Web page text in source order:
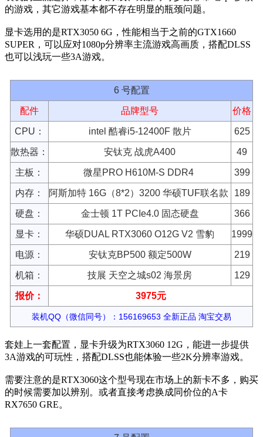
的游戏，其它游戏基本都不存在明显的瓶颈问题。
显卡选用的是RTX3050 6G，性能相当于之前的GTX1660
SUPER，可以应对1080p分辨率主流游戏高画质，搭配DLSS
也可以浅玩一些3A游戏。
6 号配置
配件 品牌型号 价格
CPU： intel 酷睿i5-12400F 散片 625
散热器： 安钛克 战虎A400 49
主板： 微星PRO H610M-S DDR4 399
内存： 阿斯加特 16G（8*2）3200 华硕TUF联名款 189
硬盘： 金士顿 1T PCIe4.0 固态硬盘 366
显卡： 华硕DUAL RTX3060 O12G V2 雪豹 1999
电源： 安钛克BP500 额定500W 219
机箱： 技展 天空之城s02 海景房 129
报价： 3975元
装机QQ（微信同号）：156169653 全新正品 淘宝交易
套娃上一套配置，显卡升级为RTX3060 12G，能进一步提供
3A游戏的可玩性，搭配DLSS也能体验一些2K分辨率游戏。
需要注意的是RTX3060这个型号现在市场上的新卡不多，购买
的时候需要加以辨别。或者直接考虑换成同价位的A卡
RX7650 GRE。